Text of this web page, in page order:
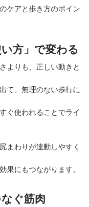
ケアと歩き方のポイン
方」で変わる
よりも、正しい動きと
て、無理のない歩行に
ぐ使われることでライ
まわりが連動しやすく
果にもつながります。
ぐ筋肉